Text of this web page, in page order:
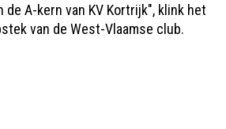
de A-kern van KV Kortrijk", klink het
van de West-Vlaamse club.